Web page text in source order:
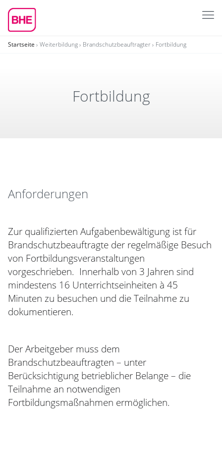
Startseite Weiterbildung Brandschutzbeauftragter Fortbildung
Fort­bil­dung
Anforderungen
Zur qualifizierten Aufgabenbewältigung ist für
Brandschutzbeauftragte der regelmäßige Besuch
von Fortbildungsveranstaltungen
vorgeschrieben. Innerhalb von 3 Jahren sind
mindestens 16 Unterrichtseinheiten à 45
Minuten zu besuchen und die Teilnahme zu
dokumentieren.
Der Arbeitgeber muss dem
Brandschutzbeauftragten – unter
Berücksichtigung betrieblicher Belange – die
Teilnahme an notwendigen
Fortbildungsmaßnahmen ermöglichen.